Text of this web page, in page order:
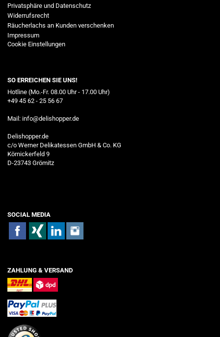
Privatsphäre und Datenschutz
Widerrufsrecht
Räucherlachs an Kunden verschenken
Impressum
Cookie Einstellungen
SO ERREICHEN SIE UNS!
Hotline (Mo.-Fr. 08.00 Uhr - 17.00 Uhr)
+49 45 62 - 25 56 67
Mail: info@delishopper.de
Delishopper.de
c/o Werner Delikatessen GmbH & Co. KG
Körnickerfeld 9
D-23743 Grömitz
SOCIAL MEDIA
ZAHLUNG & VERSAND